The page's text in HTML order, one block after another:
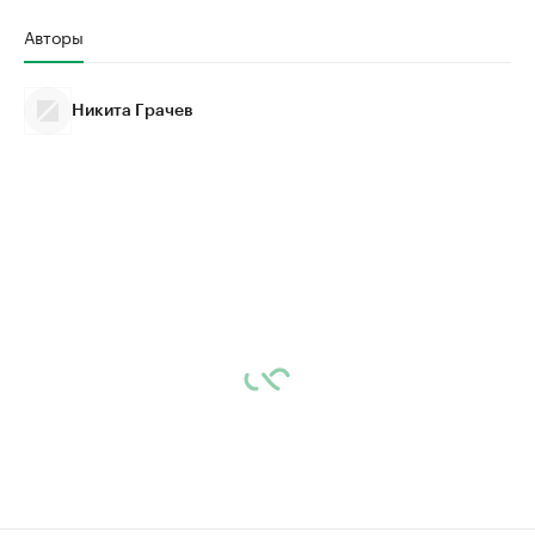
Авторы
Никита Грачев